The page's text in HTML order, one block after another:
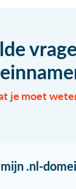
je moet
.nl-